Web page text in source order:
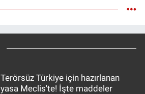
Terörsüz Türkiye için hazırlanan
yasa Meclis'te! İşte maddeler